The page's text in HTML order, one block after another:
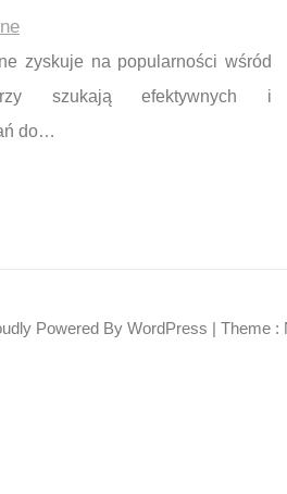
zyskuje na popularności wśród
szukają efektywnych i
do…
Powered By WordPress | Theme :